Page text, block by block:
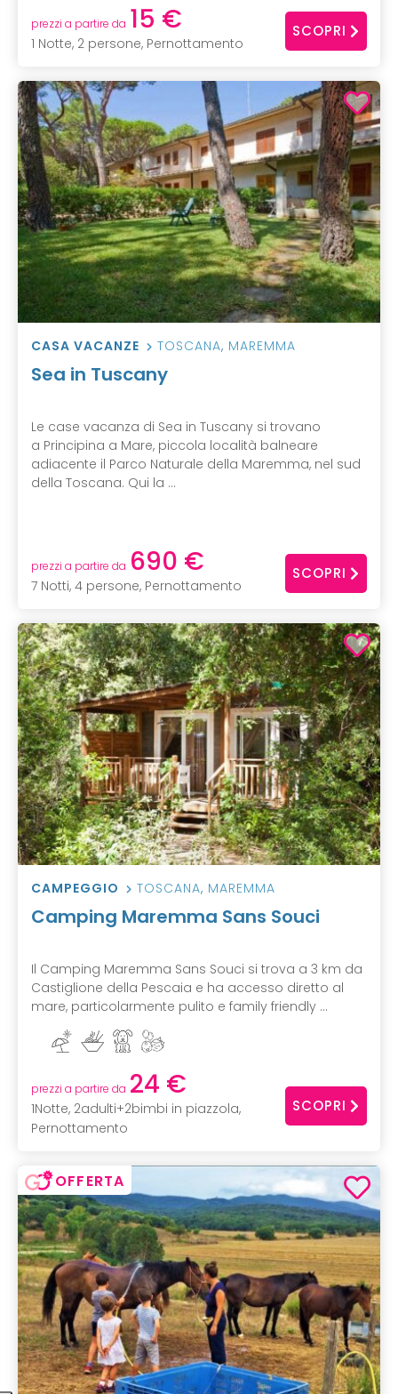
prezzi a partire da 15 €
1 Notte, 2 persone, Pernottamento
SCOPRI
CASA VACANZE TOSCANA, MAREMMA
Sea in Tuscany
Le case vacanza di Sea in Tuscany si trovano
a Principina a Mare, piccola località balneare
adiacente il Parco Naturale della Maremma, nel sud
della Toscana. Qui la ...
prezzi a partire da 690 €
7 Notti, 4 persone, Pernottamento
SCOPRI
CAMPEGGIO TOSCANA, MAREMMA
Camping Maremma Sans Souci
Il Camping Maremma Sans Souci si trova a 3 km da
Castiglione della Pescaia e ha accesso diretto al
mare, particolarmente pulito e family friendly ...
prezzi a partire da 24 €
1Notte, 2adulti+2bimbi in piazzola,
Pernottamento
SCOPRI
OFFERTA